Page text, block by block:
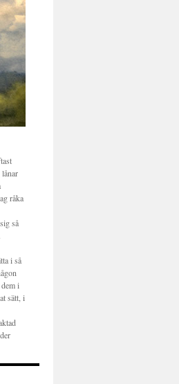
råka
så
i så
i
sätt, i